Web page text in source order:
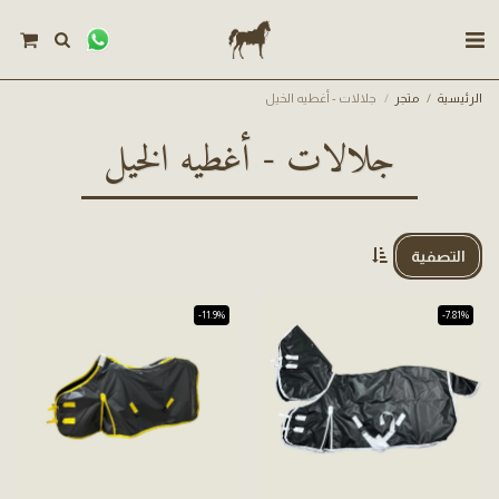
الرئيسية متجر جلالات - أغطيه الخيل
جلالات - أغطيه الخيل
التصفية
-7.81%
-11.9%